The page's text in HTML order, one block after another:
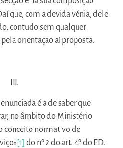
que, com a devida vénia, dele
contudo sem qualquer
orientação aí proposta.
III.
é a de saber que
no âmbito do Ministério
conceito normativo de
[1] do nº 2 do art. 4º do ED.